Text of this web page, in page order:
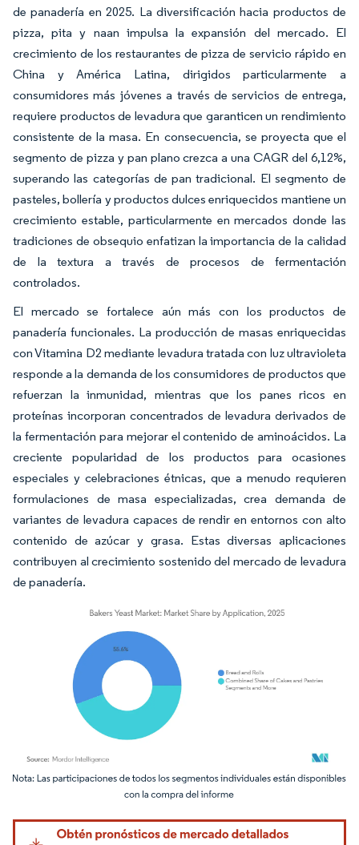
de panadería en 2025. La diversificación hacia productos de
pizza, pita y naan impulsa la expansión del mercado. El
crecimiento de los restaurantes de pizza de servicio rápido en
China y América Latina, dirigidos particularmente a
consumidores más jóvenes a través de servicios de entrega,
requiere productos de levadura que garanticen un rendimiento
consistente de la masa. En consecuencia, se proyecta que el
segmento de pizza y pan plano crezca a una CAGR del 6,12%,
superando las categorías de pan tradicional. El segmento de
pasteles, bollería y productos dulces enriquecidos mantiene un
crecimiento estable, particularmente en mercados donde las
tradiciones de obsequio enfatizan la importancia de la calidad
de la textura a través de procesos de fermentación
controlados.
El mercado se fortalece aún más con los productos de
panadería funcionales. La producción de masas enriquecidas
con Vitamina D2 mediante levadura tratada con luz ultravioleta
responde a la demanda de los consumidores de productos que
refuerzan la inmunidad, mientras que los panes ricos en
proteínas incorporan concentrados de levadura derivados de
la fermentación para mejorar el contenido de aminoácidos. La
creciente popularidad de los productos para ocasiones
especiales y celebraciones étnicas, que a menudo requieren
formulaciones de masa especializadas, crea demanda de
variantes de levadura capaces de rendir en entornos con alto
contenido de azúcar y grasa. Estas diversas aplicaciones
contribuyen al crecimiento sostenido del mercado de levadura
de panadería.
Imagen © Mordor Intelligence. El uso requiere atribución según CC BY 4.0.